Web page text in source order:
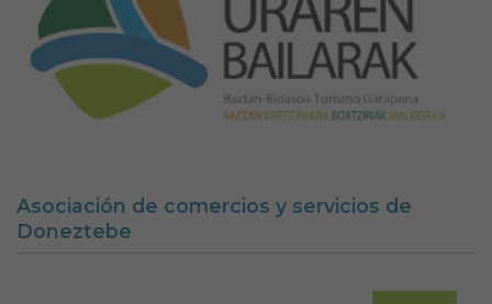
Asociación de comercios y servicios de
Doneztebe